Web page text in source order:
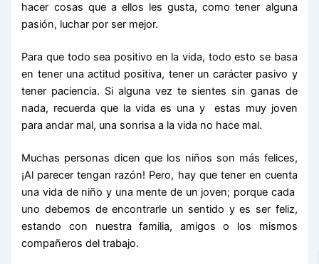
hacer cosas que a ellos les gusta, como tener alguna
pasión, luchar por ser mejor.
Para que todo sea positivo en la vida, todo esto se basa
en tener una actitud positiva, tener un carácter pasivo y
tener paciencia. Si alguna vez te sientes sin ganas de
nada, recuerda que la vida es una y estas muy joven
para andar mal, una sonrisa a la vida no hace mal.
Muchas personas dicen que los niños son más felices,
¡Al parecer tengan razón! Pero, hay que tener en cuenta
una vida de niño y una mente de un joven; porque cada
uno debemos de encontrarle un sentido y es ser feliz,
estando con nuestra familia, amigos o los mismos
compañeros del trabajo.